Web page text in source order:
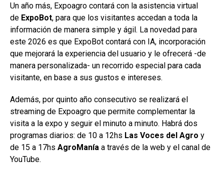
Un año más, Expoagro contará con la asistencia virtual
de ExpoBot, para que los visitantes accedan a toda la
información de manera simple y ágil. La novedad para
este 2026 es que ExpoBot contará con IA, incorporación
que mejorará la experiencia del usuario y le ofrecerá -de
manera personalizada- un recorrido especial para cada
visitante, en base a sus gustos e intereses.
Además, por quinto año consecutivo se realizará el
streaming de Expoagro que permite complementar la
visita a la expo y seguir el minuto a minuto. Habrá dos
programas diarios: de 10 a 12hs Las Voces del Agro y
de 15 a 17hs AgroManía a través de la web y el canal de
YouTube.